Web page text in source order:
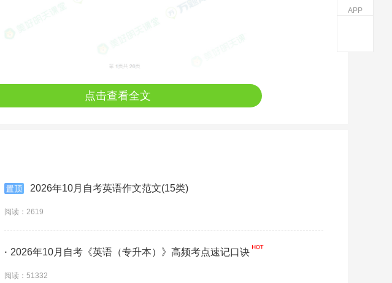
点击查看全文
2026年10月自考英语作文范文(15类)
阅读：2619
· 2026年10月自考《英语（专升本）》高频考点速记口诀
阅读：51332
APP